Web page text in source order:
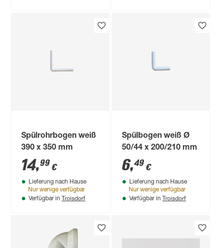
Spülrohrbogen weiß
390 x 350 mm
14,99 €
Lieferung nach Hause
Nur wenige verfügbar
Verfügbar in Troisdorf
Spülbogen weiß Ø
50/44 x 200/210 mm
6,49 €
Lieferung nach Hause
Nur wenige verfügbar
Verfügbar in Troisdorf